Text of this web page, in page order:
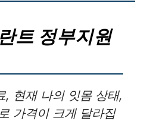
트 정부지원
, 현재 나의 잇몸 상태,
가격이 크게 달라집